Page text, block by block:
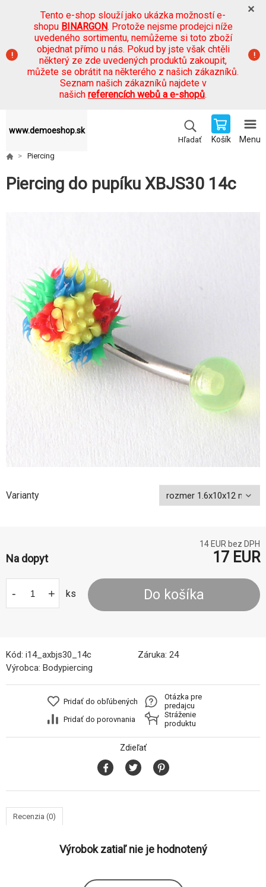
Tento e-shop slouží jako ukázka možností e-
shopu BINARGON. Protože nejsme prodejci níže
uvedeného sortimentu, nemůžeme si toto zboží
objednat přímo u nás. Pokud by jste však chtěli
některý ze zde uvedených produktů zakoupit,
můžete se obrátit na některého z našich zákazníků.
Seznam našich zákazníků najdete v
našich referencích webů a e-shopů.
www.demoeshop.sk
Hľadať Košík Menu
Piercing
Piercing do pupíku XBJS30 14c
Varianty
14 EUR bez DPH
Na dopyt 17 EUR
- + ks Do košíka
Kód: i14_axbjs30_14c Záruka: 24
Výrobca: Bodypiercing
Pridať do obľúbených
Pridať do porovnania
Otázka pre
predajcu
Stráženie
produktu
Zdieľať
Recenzia (0)
Výrobok zatiaľ nie je hodnotený